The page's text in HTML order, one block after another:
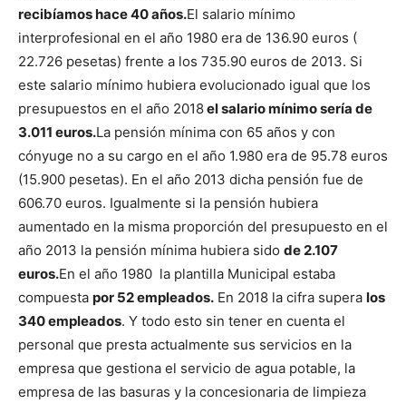
recibíamos hace 40 años.El salario mínimo
interprofesional en el año 1980 era de 136.90 euros (
22.726 pesetas) frente a los 735.90 euros de 2013. Si
este salario mínimo hubiera evolucionado igual que los
presupuestos en el año 2018el salario mínimo sería de
3.011 euros.La pensión mínima con 65 años y con
cónyuge no a su cargo en el año 1.980 era de 95.78 euros
(15.900 pesetas). En el año 2013 dicha pensión fue de
606.70 euros. Igualmente si la pensión hubiera
aumentado en la misma proporción del presupuesto en el
año 2013 la pensión mínima hubiera sido de 2.107
euros.En el año 1980 la plantilla Municipal estaba
compuesta por 52 empleados. En 2018 la cifra supera los
340 empleados. Y todo esto sin tener en cuenta el
personal que presta actualmente sus servicios en la
empresa que gestiona el servicio de agua potable, la
empresa de las basuras y la concesionaria de limpieza